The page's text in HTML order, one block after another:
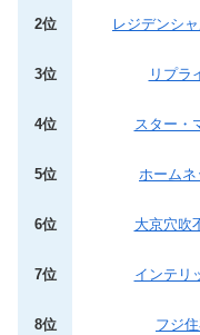
2位 レジデンシ
3位 リプラ
4位 スター・
5位 ホームネ
6位 大京穴吹
7位 インテリ
8位 フジ